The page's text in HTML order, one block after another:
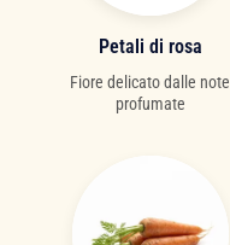
Petali di rosa
Fiore delicato dalle note
profumate